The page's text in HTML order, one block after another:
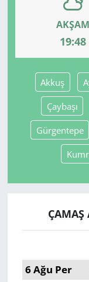
AKŞAM
19:48
Akkuş
Çaybaşı
Gürgentepe
ÇAMAŞ
6 Ağu Per
Yerel